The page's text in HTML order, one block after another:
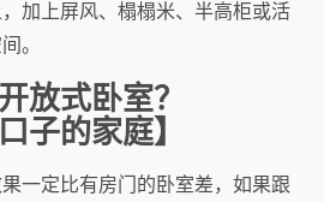
加上屏风、榻榻米、半高柜或活
。
放式卧室？
子的家庭】
一定比有房门的卧室差，如果跟